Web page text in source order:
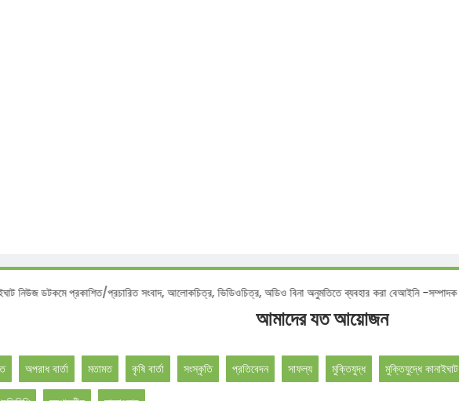
ডটকমে প্রকাশিত/প্রচারিত সংবাদ, আলোকচিত্র, ভিডিওচিত্র, অডিও বিনা অনুমতিতে ব্যবহার করা বেআইনি -সম্পাদক
আমাদের যত আয়োজন
অপরাধ বার্তা মতামত কৃষি বার্তা সংস্কৃতি প্রতিবেদন সাফল্য মুক্তিযুদ্ধ মুক্তিযুদ্ধে কানাইঘাট